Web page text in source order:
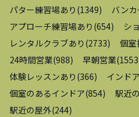
パター練習場あり (1349) バン
アプローチ練習場あり (654) シ
レンタルクラブあり (2733) 個室
24時間営業(988) 早朝営業(1553
体験レッスンあり (366) インド
個室のあるインドア(854) 駅近
駅近の屋外(244)